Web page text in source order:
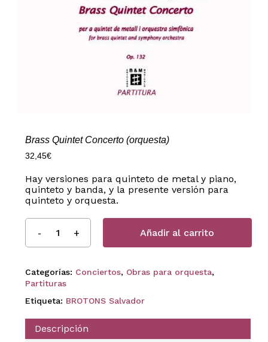
Brass Quintet Concerto (orquesta)
32,45€
Hay versiones para quinteto de metal y piano,
quinteto y banda, y la presente versión para
quinteto y orquesta.
Añadir al carrito
Categorías: Conciertos, Obras para orquesta,
Partituras
Etiqueta: BROTONS Salvador
Descripción